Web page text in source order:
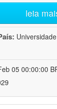
leia
05 00:00:00